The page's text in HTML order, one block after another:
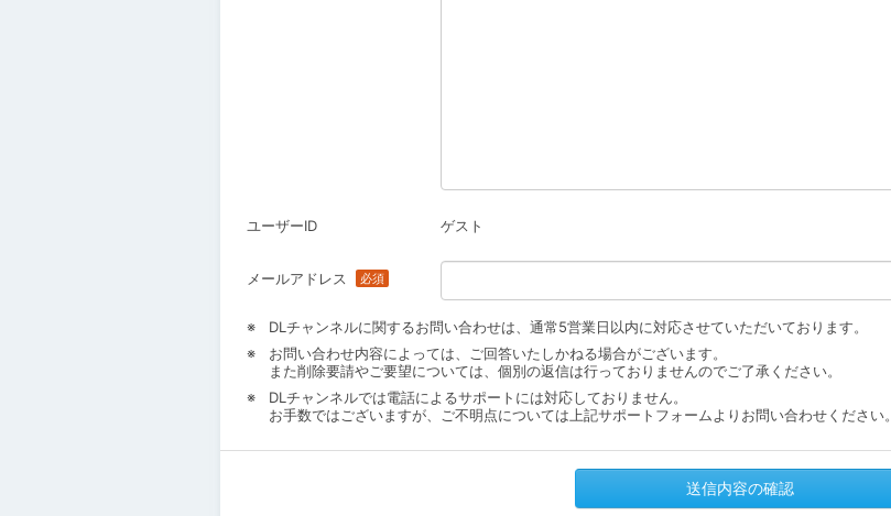
ユーザーID ゲスト
メールアドレス
DLチャンネルに関するお問い合わせは、通常5営業日以内に対応させていただいております。
お問い合わせ内容によっては、ご回答いたしかねる場合がございます。
また削除要請やご要望については、個別の返信は行っておりませんのでご了承ください。
DLチャンネルでは電話によるサポートには対応しておりません。
お手数ではございますが、ご不明点については上記サポートフォームよりお問い合わせください。
送信内容の確認